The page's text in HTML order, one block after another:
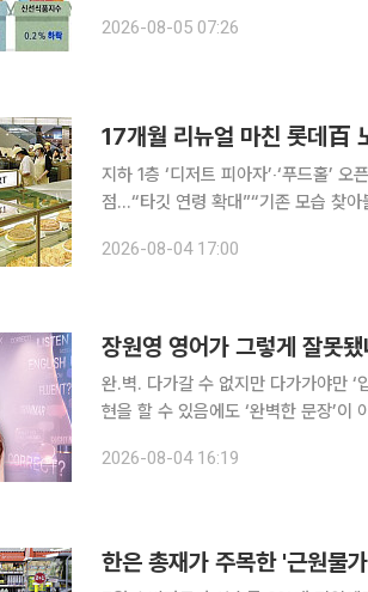
서 체감 물가는 지표보다 더 무겁다는
2026-08-05 07:26
지하 1층 ‘디저트 피아자’‧‘푸드홀’
점...“타깃 연령 확대”“기존 모습 찾아볼 수
20분, 롯데백화점 노원점 지하 1층 ‘
2026-08-04 17:00
장원영 영어가 그렇게 잘못
완.벽. 다가갈 수 없지만 다가가야만 ‘입’을 뗄 수 있는 마의 언어. 몇 개의 단어로도 충분히 의사 표
현을 할 수 있음에도 ‘완벽한 문장’이
도 말입니다. 요즘은 유치원에서
2026-08-04 16:19
한은 총재가 주목한 '근원물